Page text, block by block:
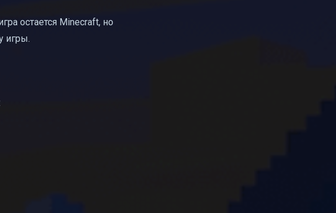
остается Minecraft, но
игры.